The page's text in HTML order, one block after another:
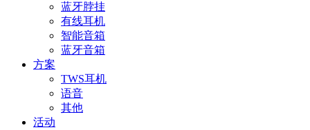
蓝牙脖挂
有线耳机
智能音箱
蓝牙音箱
方案
TWS耳机
语音
其他
活动